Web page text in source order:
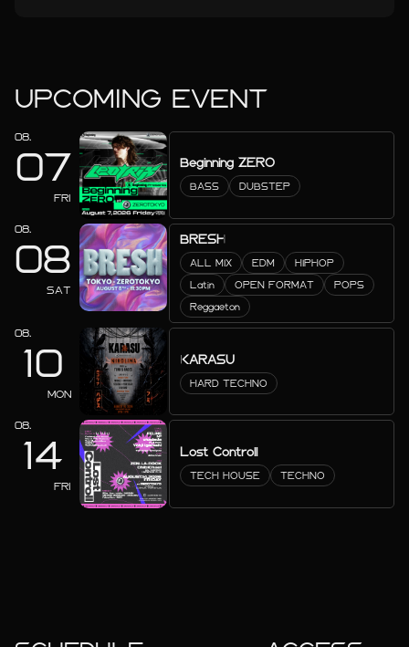
UPCOMING EVENT
08.
07
FRI
Beginning ZERO
BASS DUBSTEP
08.
08
SAT
BRESH
ALL MIX EDM HIPHOP
Latin OPEN FORMAT POPS
Reggaeton
08.
10
MON
KARASU
HARD TECHNO
08.
14
FRI
Lost Controll
TECH HOUSE TECHNO